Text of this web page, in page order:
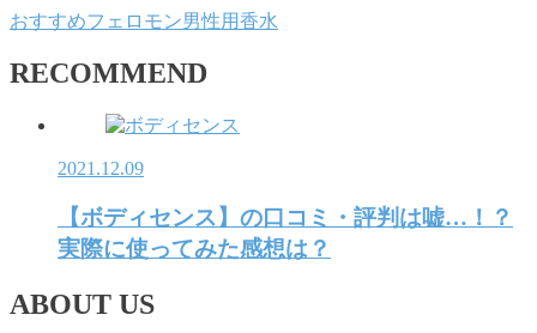
おすすめフェロモン男性用香水
RECOMMEND
2021.12.09
【ボディセンス】の口コミ・評判は嘘…！？
実際に使ってみた感想は？
ABOUT US